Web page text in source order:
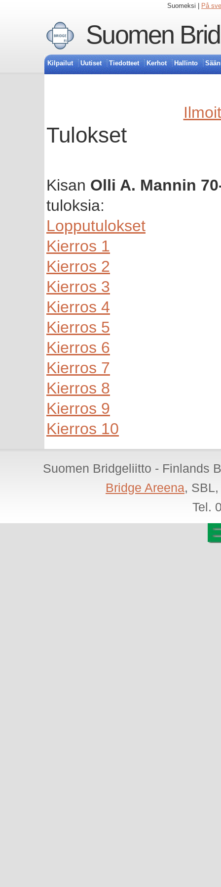
Suomeksi | På
Suomen
Kilpailut Uutiset Tiedotteet Kerhot Hallinto
Tulokset
Kisan Olli A. Mannin
tuloksia:
Lopputulokset
Kierros 1
Kierros 2
Kierros 3
Kierros 4
Kierros 5
Kierros 6
Kierros 7
Kierros 8
Kierros 9
Kierros 10
Suomen Bridgeliitto - Finlands
Bridge Areena,
Tel.